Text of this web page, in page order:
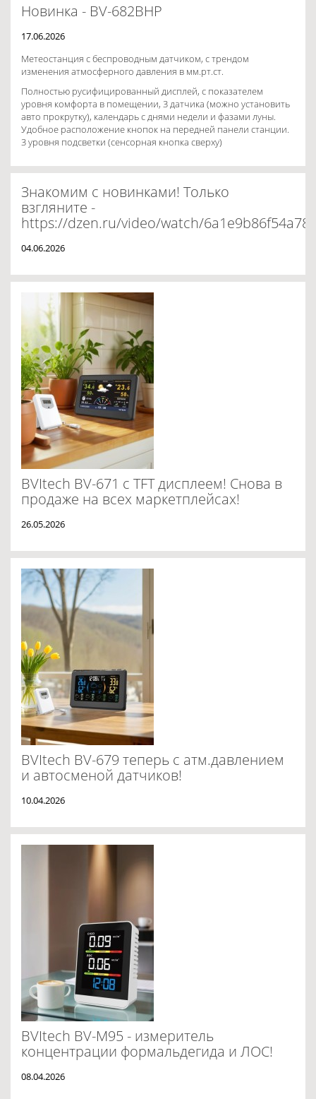
Новинка - BV-682BHP
17.06.2026
Метеостанция с беспроводным датчиком, с трендом
изменения атмосферного давления в мм.рт.ст.
Полностью русифицированный дисплей, с показателем
уровня комфорта в помещении, 3 датчика (можно установить
авто прокрутку), календарь с днями недели и фазами луны.
Удобное расположение кнопок на передней панели станции.
3 уровня подсветки (сенсорная кнопка сверху)
Знакомим с новинками! Только
взгляните -
https://dzen.ru/video/watch/
04.06.2026
BVItech BV-671 c TFT дисплеем! Снова в
продаже на всех маркетплейсах!
26.05.2026
BVItech BV-679 теперь с атм.давлением
и автосменой датчиков!
10.04.2026
BVItech BV-M95 - измеритель
концентрации формальдегида и ЛОС!
08.04.2026